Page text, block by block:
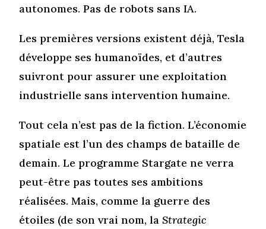
autonomes. Pas de robots sans IA.
Les premières versions existent déjà, Tesla
développe ses humanoïdes, et d’autres
suivront pour assurer une exploitation
industrielle sans intervention humaine.
Tout cela n’est pas de la fiction. L’économie
spatiale est l’un des champs de bataille de
demain. Le programme Stargate ne verra
peut-être pas toutes ses ambitions
réalisées. Mais, comme la guerre des
étoiles (de son vrai nom, laStrategic